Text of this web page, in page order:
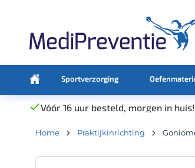
Sportverzorging
Vóór 16 uur besteld, morgen in huis!
Home Praktijkinrichting